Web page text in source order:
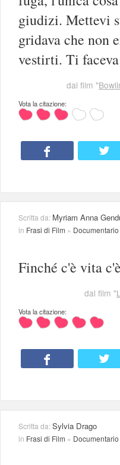
giudizi. Mettevi
gridava che non
vestirti. Ti
dal film "
Vota la citazione:
Scritta da: Myriam Anna
in Frasi di Film » Documentario
Finché c'è vita
dal film "
Vota la citazione:
Scritta da:Sylvia Drago
in Frasi di Film » Documentario